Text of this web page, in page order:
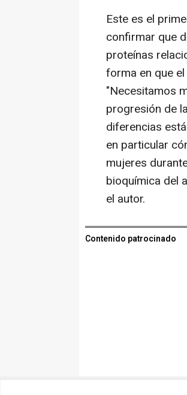
Este es el
confirmar que
proteínas
forma en que
"Necesitamos
progresión de
diferencias
en particular
mujeres
bioquímica del
el autor.
Contenido patrocinado